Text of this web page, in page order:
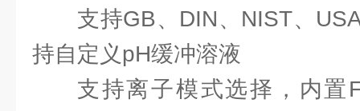
支持GB、DIN、NIST、
持自定义pH缓冲溶液
支持离子模式选择，内置